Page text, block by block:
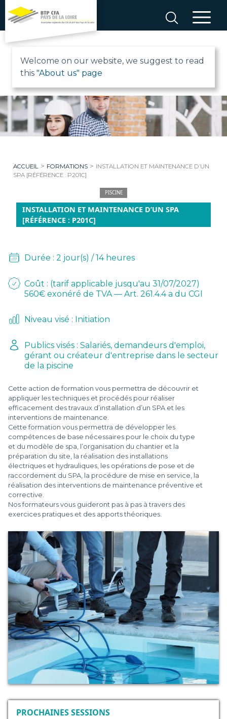
Aller
au
contenu
P
C
L
Welcome on our website, we suggest to read
this "About us" page
ACCUEIL > FORMATIONS > INSTALLATION ET MAINTENANCE D’UN
SPA [RÉFÉRENCE : P201C]
PISCINE
INSTALLATION ET MAINTENANCE D’UN SPA
[RÉFÉRENCE : P201C]
Durée : 2 jour(s) / 14 heures
Coût : (tarif applicable jusqu'au 31/07/2027)
560€ exonéré de TVA — Art. 261.4.4 a du CGI
Niveau visé : Initiation
Publics visés : Salariés, demandeurs d'emploi,
gérant ou créateur d'entreprise dans le secteur
de la piscine
Cette action de formation vous permettra de découvrir et
appliquer les techniques et procédés pour réaliser
efficacement des travaux d’installation d’un SPA et les
interventions de maintenance.
Cette formation vous permettra de développer les
compétences de base nécessaires pour le choix du type
et du modèle de spa, l’organisation du chantier et la
préparation du site, la réalisation des installations
électriques et hydrauliques, les opérations de pose et de
raccordement du SPA, la procédure de mise en service, la
réalisation des interventions de maintenance préventive et
corrective.
Nos formateurs vous guideront pas à pas à travers des
exercices pratiques et des apports théoriques.
PROCHAINES SESSIONS